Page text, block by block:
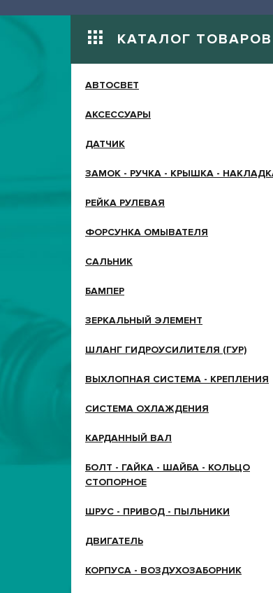
КАТАЛОГ ТОВАРОВ
АВТОСВЕТ
АКСЕССУАРЫ
ДАТЧИК
ЗАМОК - РУЧКА - КРЫШКА -
РЕЙКА РУЛЕВАЯ
ФОРСУНКА ОМЫВАТЕЛЯ
САЛЬНИК
БАМПЕР
ЗЕРКАЛЬНЫЙ ЭЛЕМЕНТ
ШЛАНГ ГИДРОУСИЛИТЕЛЯ (ГУР)
ВЫХЛОПНАЯ СИСТЕМА - КРЕПЛЕНИЯ
СИСТЕМА ОХЛАЖДЕНИЯ
КАРДАННЫЙ ВАЛ
БОЛТ - ГАЙКА - ШАЙБА - КОЛЬЦО
СТОПОРНОЕ
ШРУС - ПРИВОД - ПЫЛЬНИКИ
ДВИГАТЕЛЬ
КОРПУСА - ВОЗДУХОЗАБОРНИК